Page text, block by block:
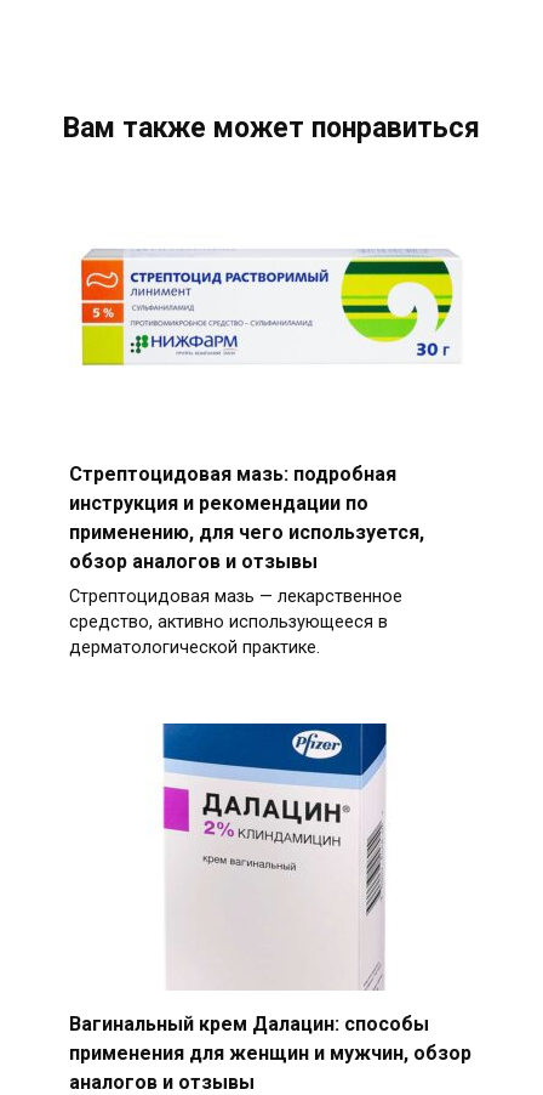
Вам также может понравиться
Стрептоцидовая мазь: подробная
инструкция и рекомендации по
применению, для чего используется,
обзор аналогов и отзывы
Стрептоцидовая мазь — лекарственное
средство, активно использующееся в
дерматологической практике.
Вагинальный крем Далацин: способы
применения для женщин и мужчин, обзор
аналогов и отзывы